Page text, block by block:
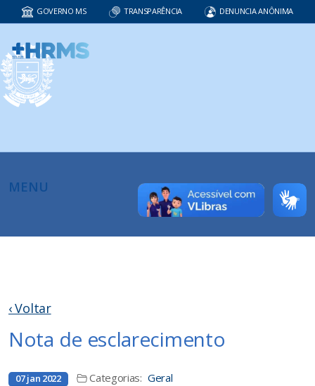
GOVERNO MS TRANSPARÊNCIA DENUNCIA ANÔNIMA
MENU
‹ Voltar
Nota de esclarecimento
07 jan 2022 Categorias: Geral